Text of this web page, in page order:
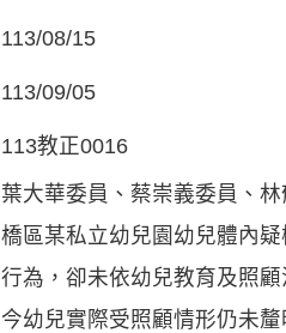
113/08/15
113/09/05
113教正0016
葉大華委員、蔡崇義委員、
橋區某私立幼兒園幼兒體內
行為，卻未依幼兒教育及照
今幼兒實際受照顧情形仍未